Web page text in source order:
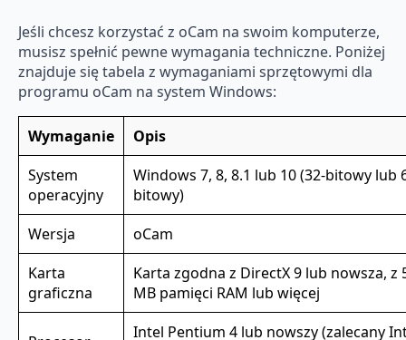
Jeśli chcesz korzystać z oCam na swoim komputerze,
musisz spełnić pewne wymagania techniczne. Poniżej
znajduje się tabela z wymaganiami sprzętowymi dla
programu oCam na system Windows:
Wymaganie
Opis
System
operacyjny
Windows 7, 8, 8.1 lub 10 (32-bitowy lub
bitowy)
Wersja
oCam
Karta
graficzna
Karta zgodna z DirectX 9 lub nowsza, z
MB pamięci RAM lub więcej
Intel Pentium 4 lub nowszy (zalecany